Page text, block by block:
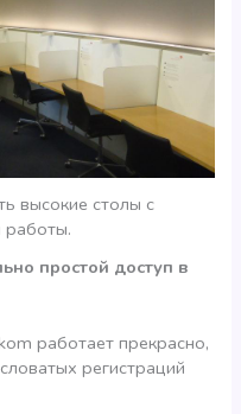
высокие столы с
работы.
простой доступ в
работает прекрасно,
регистраций